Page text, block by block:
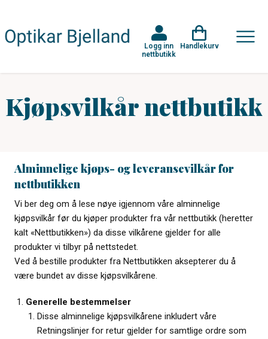
Logg inn
nettbutikk
Handlekurv
Kjøpsvilkår nettbutikk
Alminnelige kjøps- og leveransevilkår for
nettbutikken
Vi ber deg om å lese nøye igjennom våre alminnelige
kjøpsvilkår før du kjøper produkter fra vår nettbutikk (heretter
kalt «Nettbutikken») da disse vilkårene gjelder for alle
produkter vi tilbyr på nettstedet.
Ved å bestille produkter fra Nettbutikken aksepterer du å
være bundet av disse kjøpsvilkårene.
Generelle bestemmelser
Disse alminnelige kjøpsvilkårene inkludert våre
Retningslinjer for retur gjelder for samtlige ordre som